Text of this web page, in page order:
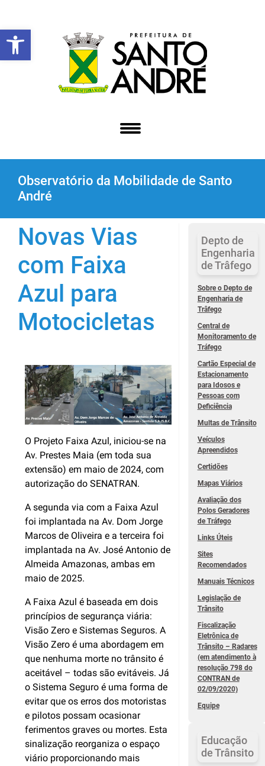
Abrir a barra de ferramentas
Observatório da Mobilidade de Santo
André
Novas Vias
com Faixa
Azul para
Motocicletas
O Projeto Faixa Azul, iniciou-se na
Av. Prestes Maia (em toda sua
extensão) em maio de 2024, com
autorização do SENATRAN.
A segunda via com a Faixa Azul
foi implantada na Av. Dom Jorge
Marcos de Oliveira e a terceira foi
implantada na Av. José Antonio de
Almeida Amazonas, ambas em
maio de 2025.
A Faixa Azul é baseada em dois
princípios de segurança viária:
Visão Zero e Sistemas Seguros. A
Visão Zero é uma abordagem em
que nenhuma morte no trânsito é
aceitável – todas são evitáveis. Já
o Sistema Seguro é uma forma de
evitar que os erros dos motoristas
e pilotos possam ocasionar
ferimentos graves ou mortes. Esta
sinalização reorganiza o espaço
viário proporcionando mais
Depto de
Engenharia
de Trâfego
Sobre o Depto de
Engenharia de
Trâfego
Central de
Monitoramento de
Tráfego
Cartão Especial de
Estacionamento
para Idosos e
Pessoas com
Deficiência
Multas de Trânsito
Veículos
Apreendidos
Certidões
Mapas Viários
Avaliação dos
Polos Geradores
de Tráfego
Links Úteis
Sites
Recomendados
Manuais Técnicos
Legislação de
Trânsito
Fiscalização
Eletrônica de
Trânsito – Radares
(em atendimento à
resolução 798 do
CONTRAN de
02/09/2020)
Equipe
Educação
de Trânsito